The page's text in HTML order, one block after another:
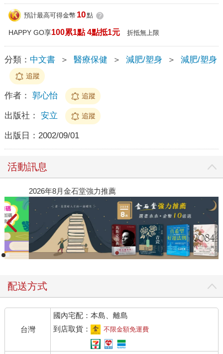
預計最高可得金幣 10點 ?
HAPPY GO享100累1點 4點抵1元 折抵無上限
分類： 中文書 ＞ 醫療保健 ＞ 減肥/塑身 ＞ 減肥/塑身
追蹤
作者： 郭心怡 追蹤
出版社： 安立 追蹤
出版日： 2002/09/01
活動訊息
閱讀漫遊錄-2026上半年暢銷榜
配送方式
台灣
國內宅配：本島、離島
到店取貨：
不限金額免運費